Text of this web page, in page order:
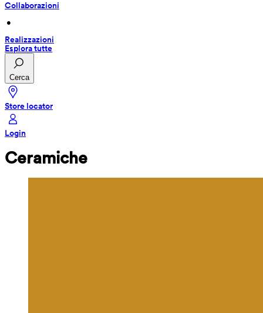
Collaborazioni
•
Realizzazioni
Esplora tutte
Cerca
Store locator
Login
Ceramiche